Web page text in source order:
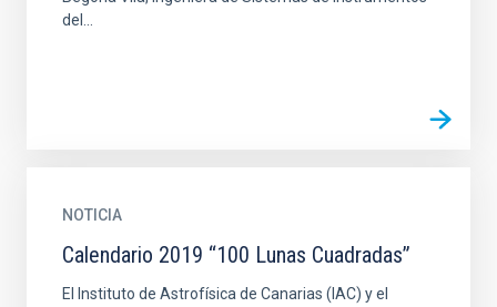
del...
NOTICIA
Calendario 2019 “100 Lunas Cuadradas”
El Instituto de Astrofísica de Canarias (IAC) y el